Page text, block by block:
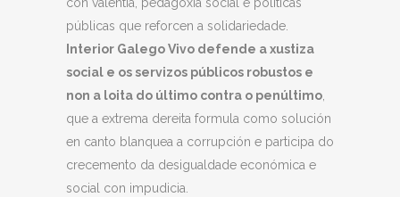
con valentía, pedagoxía social e políticas
públicas que reforcen a solidariedade.
Interior Galego Vivo defende a xustiza
social e os servizos públicos robustos e
non a loita do último contra o penúltimo,
que a extrema dereita formula como solución
en canto blanquea a corrupción e participa do
crecemento da desigualdade económica e
social con impudicia.